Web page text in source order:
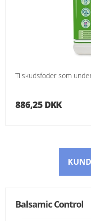
Tilskudsfoder som
886,25 DKK
Balsamic Control